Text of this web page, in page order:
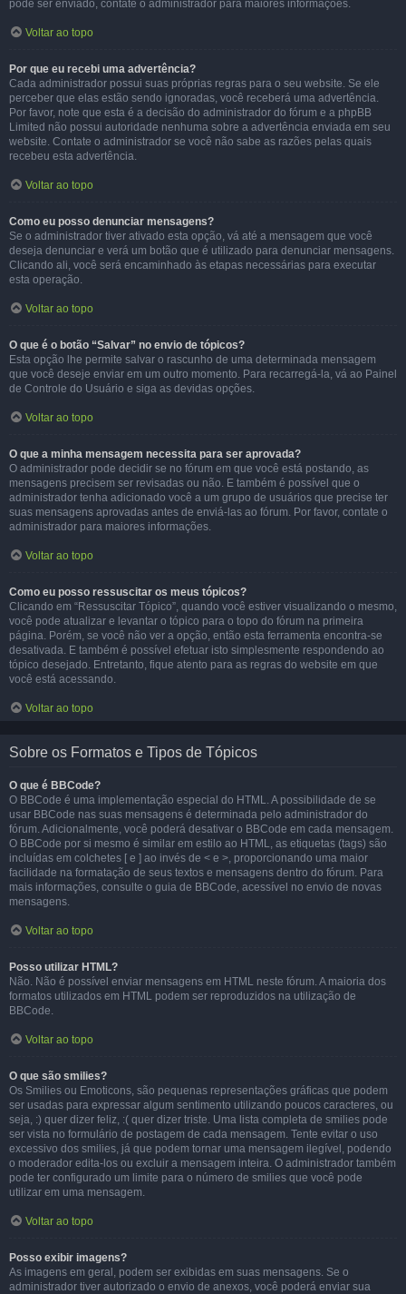
pode ser enviado, contate o administrador para maiores informações.
Voltar ao topo
Por que eu recebi uma advertência?
Cada administrador possui suas próprias regras para o seu website. Se ele
perceber que elas estão sendo ignoradas, você receberá uma advertência.
Por favor, note que esta é a decisão do administrador do fórum e a phpBB
Limited não possui autoridade nenhuma sobre a advertência enviada em seu
website. Contate o administrador se você não sabe as razões pelas quais
recebeu esta advertência.
Voltar ao topo
Como eu posso denunciar mensagens?
Se o administrador tiver ativado esta opção, vá até a mensagem que você
deseja denunciar e verá um botão que é utilizado para denunciar mensagens.
Clicando ali, você será encaminhado às etapas necessárias para executar
esta operação.
Voltar ao topo
O que é o botão “Salvar” no envio de tópicos?
Esta opção lhe permite salvar o rascunho de uma determinada mensagem
que você deseje enviar em um outro momento. Para recarregá-la, vá ao Painel
de Controle do Usuário e siga as devidas opções.
Voltar ao topo
O que a minha mensagem necessita para ser aprovada?
O administrador pode decidir se no fórum em que você está postando, as
mensagens precisem ser revisadas ou não. E também é possível que o
administrador tenha adicionado você a um grupo de usuários que precise ter
suas mensagens aprovadas antes de enviá-las ao fórum. Por favor, contate o
administrador para maiores informações.
Voltar ao topo
Como eu posso ressuscitar os meus tópicos?
Clicando em “Ressuscitar Tópico”, quando você estiver visualizando o mesmo,
você pode atualizar e levantar o tópico para o topo do fórum na primeira
página. Porém, se você não ver a opção, então esta ferramenta encontra-se
desativada. E também é possível efetuar isto simplesmente respondendo ao
tópico desejado. Entretanto, fique atento para as regras do website em que
você está acessando.
Voltar ao topo
Sobre os Formatos e Tipos de Tópicos
O que é BBCode?
O BBCode é uma implementação especial do HTML. A possibilidade de se
usar BBCode nas suas mensagens é determinada pelo administrador do
fórum. Adicionalmente, você poderá desativar o BBCode em cada mensagem.
O BBCode por si mesmo é similar em estilo ao HTML, as etiquetas (tags) são
incluídas em colchetes [ e ] ao invés de < e >, proporcionando uma maior
facilidade na formatação de seus textos e mensagens dentro do fórum. Para
mais informações, consulte o guia de BBCode, acessível no envio de novas
mensagens.
Voltar ao topo
Posso utilizar HTML?
Não. Não é possível enviar mensagens em HTML neste fórum. A maioria dos
formatos utilizados em HTML podem ser reproduzidos na utilização de
BBCode.
Voltar ao topo
O que são smilies?
Os Smilies ou Emoticons, são pequenas representações gráficas que podem
ser usadas para expressar algum sentimento utilizando poucos caracteres, ou
seja, :) quer dizer feliz, :( quer dizer triste. Uma lista completa de smilies pode
ser vista no formulário de postagem de cada mensagem. Tente evitar o uso
excessivo dos smilies, já que podem tornar uma mensagem ilegível, podendo
o moderador edita-los ou excluir a mensagem inteira. O administrador também
pode ter configurado um limite para o número de smilies que você pode
utilizar em uma mensagem.
Voltar ao topo
Posso exibir imagens?
As imagens em geral, podem ser exibidas em suas mensagens. Se o
administrador tiver autorizado o envio de anexos, você poderá enviar sua